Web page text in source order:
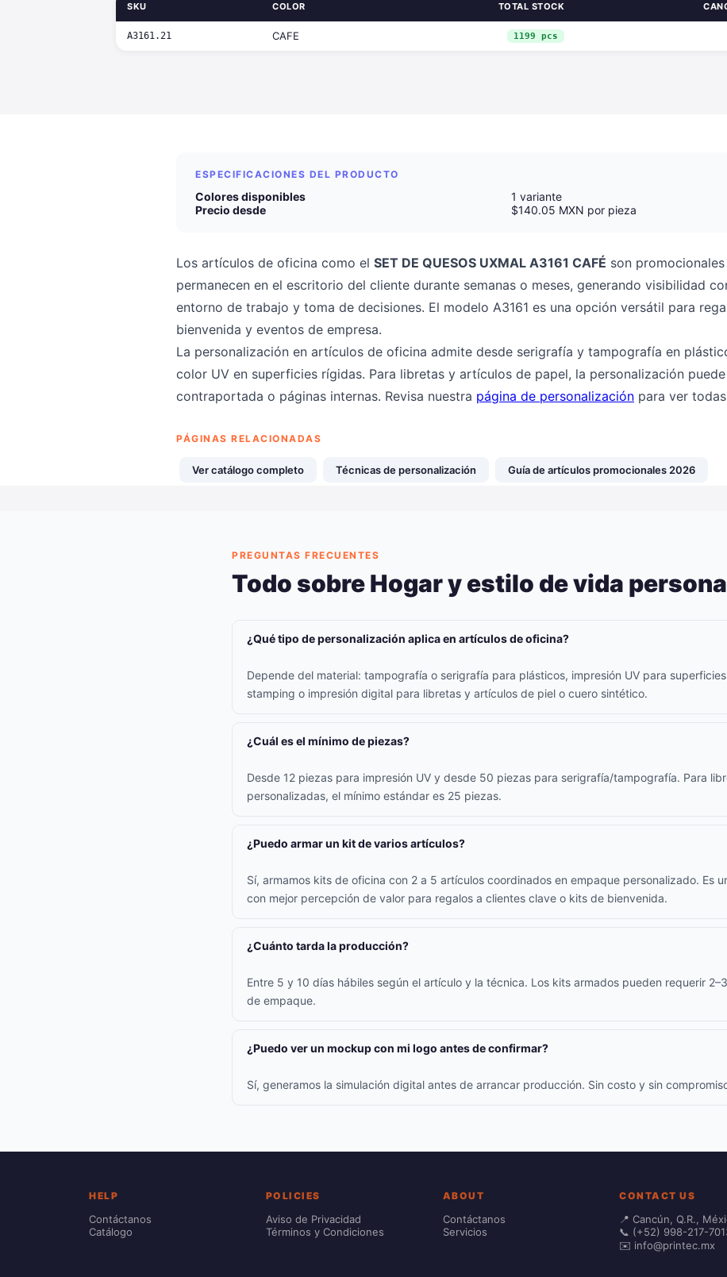
SKU COLOR TOTAL STOCK
A3161.21 CAFE 1199 pcs
ESPECIFICACIONES DEL PRODUCTO
Colores disponibles
1 variante
Precio desde
$140.05 MXN por pieza
Los artículos de oficina como el SET DE QUESOS UXMAL A3161 CAFÉ son
permanecen en el escritorio del cliente durante semanas o meses, generando visibilidad
entorno de trabajo y toma de decisiones. El modelo A3161 es una opción versátil para
bienvenida y eventos de empresa.
La personalización en artículos de oficina admite desde serigrafía y tampografía en
color UV en superficies rígidas. Para libretas y artículos de papel, la personalización
contraportada o páginas internas. Revisa nuestra página de personalización para ver
PÁGINAS RELACIONADAS
Ver catálogo completo Técnicas de personalización Guía de artículos promocionales 2026
PREGUNTAS FRECUENTES
Todo sobre Hogar y estilo de vida
¿Qué tipo de personalización aplica en artículos de oficina?
Depende del material: tampografía o serigrafía para plásticos, impresión UV para
stamping o impresión digital para libretas y artículos de piel o cuero sintético.
¿Cuál es el mínimo de piezas?
Desde 12 piezas para impresión UV y desde 50 piezas para serigrafía/tampografía. Para
personalizadas, el mínimo estándar es 25 piezas.
¿Puedo armar un kit de varios artículos?
Sí, armamos kits de oficina con 2 a 5 artículos coordinados en empaque personalizado. Es
con mejor percepción de valor para regalos a clientes clave o kits de bienvenida.
¿Cuánto tarda la producción?
Entre 5 y 10 días hábiles según el artículo y la técnica. Los kits armados pueden requerir
de empaque.
¿Puedo ver un mockup con mi logo antes de confirmar?
Sí, generamos la simulación digital antes de arrancar producción. Sin costo y sin
HELP
Contáctanos
Catálogo
POLICIES
Aviso de Privacidad
Términos y Condiciones
ABOUT
Contáctanos
Servicios
CONTACT US
📍 Cancún, Q.R.,
📞 (+52) 998-217-
✉️ info@printec.mx